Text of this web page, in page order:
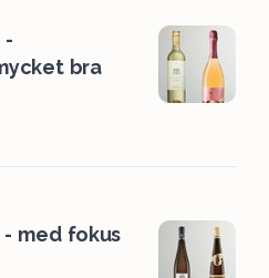
-
bra
med fokus